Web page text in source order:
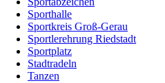
Sporthalle
Sportkreis Groß-Gerau
Sportlerehrung Riedstadt
Sportplatz
Stadtradeln
Tanzen